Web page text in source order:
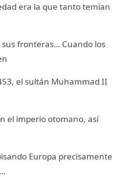
era la que tanto temían
fronteras… Cuando los
el sultán Muhammad II
el imperio otomano, así
Europa precisamente